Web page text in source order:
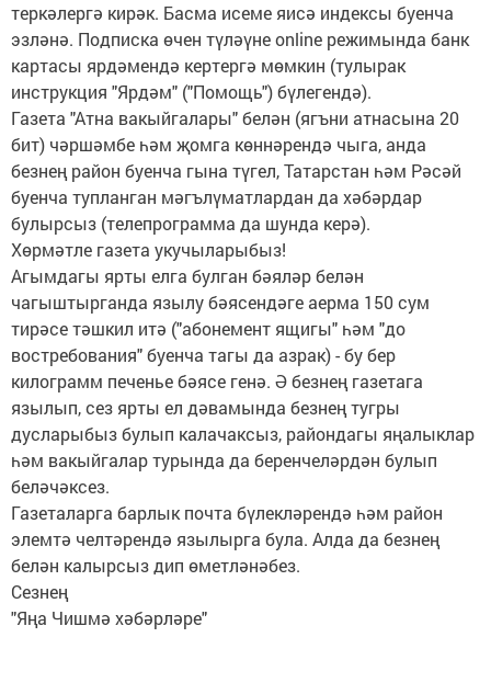
теркәлергә кирәк. Басма исеме яисә индексы буенча
эзләнә. Подписка өчен түләүне online режимында банк
картасы ярдәмендә кертергә мөмкин (тулырак
инструкция "Ярдәм" ("Помощь") бүлегендә).
Газета "Атна вакыйгалары" белән (ягъни атнасына 20
бит) чәршәмбе һәм җомга көннәрендә чыга, анда
безнең район буенча гына түгел, Татарстан һәм Рәсәй
буенча тупланган мәгълүматлардан да хәбәрдар
булырсыз (телепрограмма да шунда керә).
Хөрмәтле газета укучыларыбыз!
Агымдагы ярты елга булган бәяләр белән
чагыштырганда язылу бәясендәге аерма 150 сум
тирәсе тәшкил итә ("абонемент ящигы" һәм "до
востребования" буенча тагы да азрак) - бу бер
килограмм печенье бәясе генә. Ә безнең газетага
язылып, сез ярты ел дәвамында безнең тугры
дусларыбыз булып калачаксыз, райондагы яңалыклар
һәм вакыйгалар турында да беренчеләрдән булып
беләчәксез.
Газеталарга барлык почта бүлекләрендә һәм район
элемтә челтәрендә язылырга була. Алда да безнең
белән калырсыз дип өметләнәбез.
Сезнең
"Яңа Чишмә хәбәрләре"